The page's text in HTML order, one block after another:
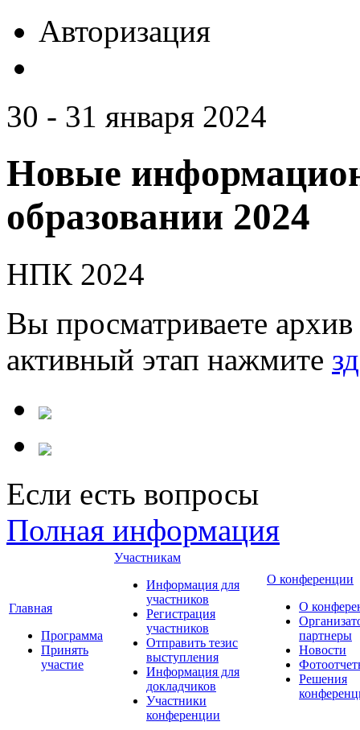
Авторизация
30 - 31 января 2024
Новые
образовании 2024
НПК 2024
Вы просматриваете
активный этап нажмите
Если есть вопросы
Полная информация
Главная
Программа
Принять
участие
Участникам
Информация для
участников
Регистрация
участников
Отправить тезис
выступления
Информация для
докладчиков
Участники
конференции
О конференции
О
партнеры
Новости
Решения